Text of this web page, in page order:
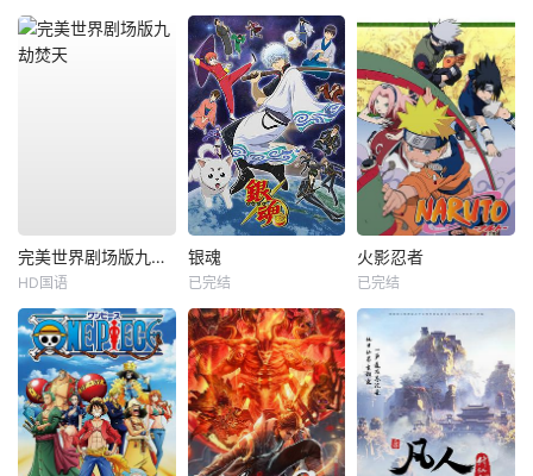
完美世界剧场版九劫焚天
HD国语
银魂
已完结
火影忍者
已完结